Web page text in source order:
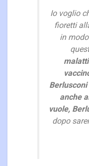
Io voglio
fioretti
in
anche
vuole,
dopo